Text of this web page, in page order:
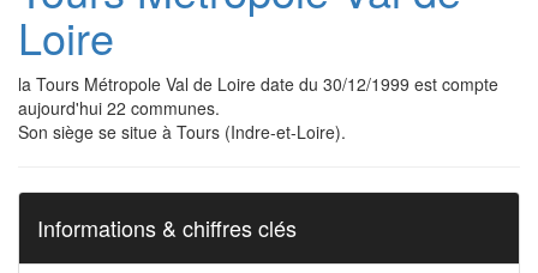
Loire
la Tours Métropole Val de Loire date du 30/12/1999 est compte
aujourd'hui 22 communes.
Son siège se situe à Tours (Indre-et-Loire).
Informations & chiffres clés